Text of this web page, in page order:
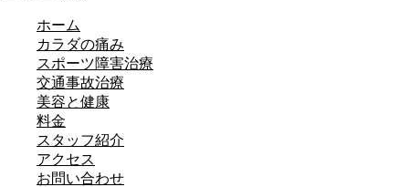
ホーム
カラダの痛み
スポーツ障害治療
交通事故治療
美容と健康
料金
スタッフ紹介
アクセス
お問い合わせ